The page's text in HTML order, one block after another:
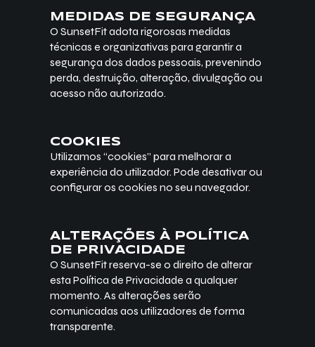
MEDIDAS DE SEGURANÇA
O SunsetFit adota rigorosas medidas
técnicas e organizativas para garantir a
segurança dos dados pessoais, prevenindo
perda, destruição, alteração, divulgação ou
acesso não autorizado.
COOKIES
Utilizamos “cookies” para melhorar a
experiência do utilizador. Pode desativar ou
configurar os cookies no seu navegador.
ALTERAÇÕES À POLÍTICA
DE PRIVACIDADE
O SunsetFit reserva-se o direito de alterar
esta Política de Privacidade a qualquer
momento. As alterações serão
comunicadas aos utilizadores de forma
transparente.